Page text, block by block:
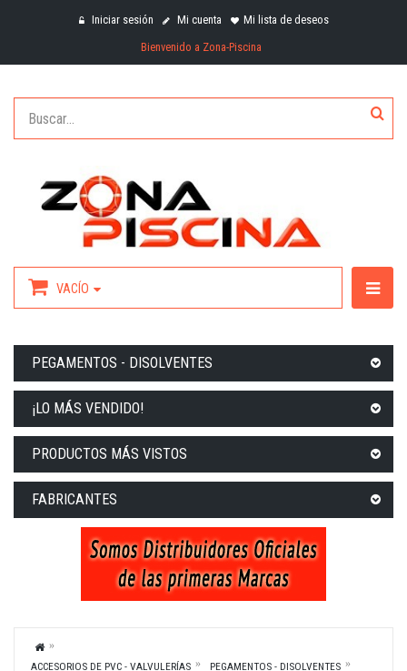
Iniciar sesión Mi cuenta
Mi lista de deseos
Bienvenido a Zona-Piscina
VACÍO
PEGAMENTOS - DISOLVENTES
¡LO MÁS VENDIDO!
PRODUCTOS MÁS VISTOS
FABRICANTES
ACCESORIOS DE PVC - VALVULERÍAS
PEGAMENTOS - DISOLVENTES